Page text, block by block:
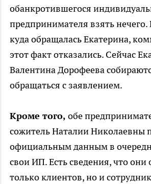
обанкротившегося
предпринимателя взять нечего.
куда обращалась Екатерина,
этот факт отказались. Сейчас
Валентина Дорофеева
обращаться с заявлением.
Кроме того, обе
сожитель Наталии Николаевны
официальным данным в
свои ИП. Есть сведения, что
только клиентов, но и